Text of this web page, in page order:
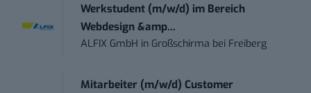
Werkstudent (m/w/d) im Bereich
Webdesign &amp...
ALFIX GmbH in Großschirma bei Freiberg
Mitarbeiter (m/w/d) Customer